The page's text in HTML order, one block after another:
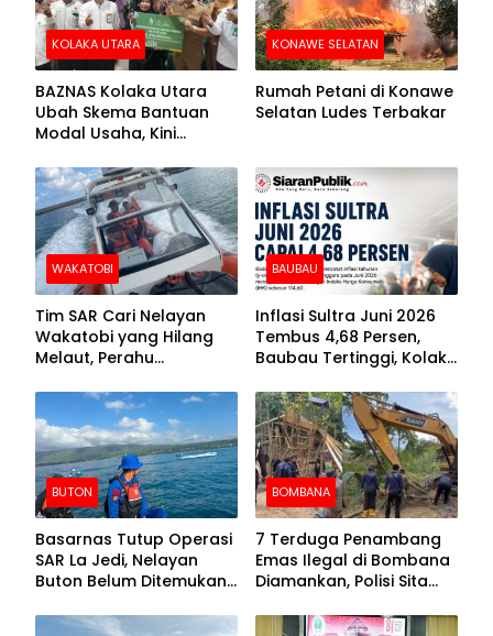
KOLAKA UTARA
BAZNAS Kolaka Utara
Ubah Skema Bantuan
Modal Usaha, Kini
Barang Senilai Rp419,5
Juta
KONAWE SELATAN
Rumah Petani di Konawe
Selatan Ludes Terbakar
WAKATOBI
Tim SAR Cari Nelayan
Wakatobi yang Hilang
Melaut, Perahu
Kemasukan Air
BAUBAU
Inflasi Sultra Juni 2026
Tembus 4,68 Persen,
Baubau Tertinggi, Kolaka
BUTON
Basarnas Tutup Operasi
SAR La Jedi, Nelayan
Buton Belum Ditemukan
BOMBANA
7 Terduga Penambang
Emas Ilegal di Bombana
Diamankan, Polisi Sita
Crusher